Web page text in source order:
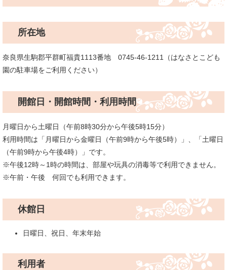
所在地
奈良県生駒郡平群町福貴1113番地 0745-46-1211（はなさとこども
園の駐車場をご利用ください）
開館日・開館時間・利用時間
月曜日から土曜日（午前8時30分から午後5時15分）
利用時間は「月曜日から金曜日（午前9時から午後5時）」、「土曜日
（午前9時から午後4時）」です。
※午後12時～1時の時間は、部屋や玩具の消毒等で利用できません。
※午前・午後 何回でも利用できます。
休館日
日曜日、祝日、年末年始
利用者